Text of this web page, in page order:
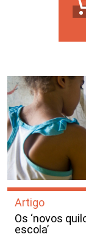
Artigo
Os ‘novos
escola’